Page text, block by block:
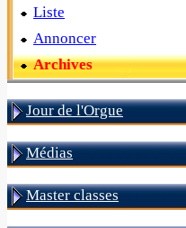
Liste
Annoncer
Archives
Jour de l'Orgue
Médias
Master classes